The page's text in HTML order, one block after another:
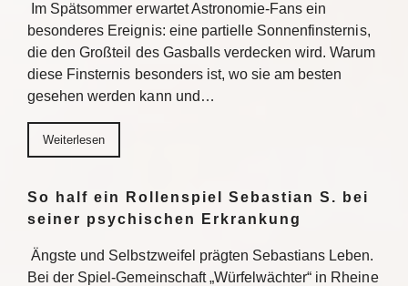
Im Spätsommer erwartet Astronomie-Fans ein
besonderes Ereignis: eine partielle Sonnenfinsternis,
die den Großteil des Gasballs verdecken wird. Warum
diese Finsternis besonders ist, wo sie am besten
gesehen werden kann und…
Weiterlesen
So half ein Rollenspiel Sebastian S. bei
seiner psychischen Erkrankung
Ängste und Selbstzweifel prägten Sebastians Leben.
Bei der Spiel-Gemeinschaft „Würfelwächter“ in Rheine